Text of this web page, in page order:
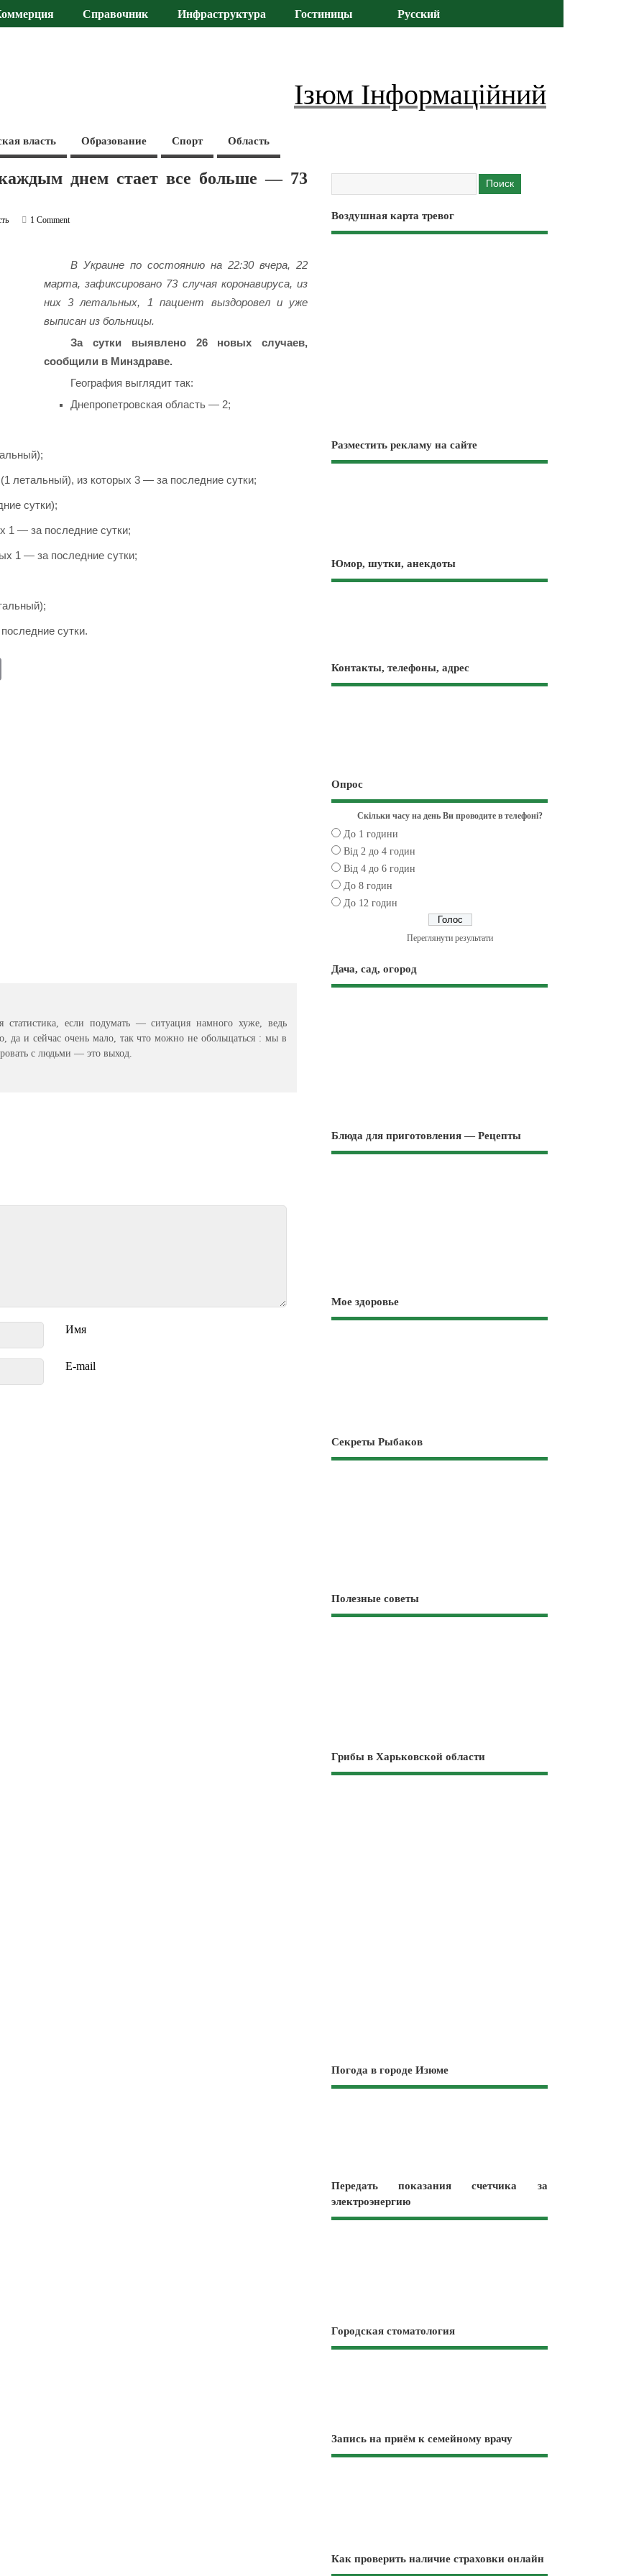
Справочник Инфраструктура Гостиницы Русский
Ізюм Інформаційний
власть Образование Спорт Область
днем стает все больше — 73
1 Comment
В Украине по состоянию на 22:30 вчера, 22
марта, зафиксировано 73 случая коронавируса, из
них 3 летальных, 1 пациент выздоровел и уже
выписан из больницы.
За сутки выявлено 26 новых случаев,
сообщили в Минздраве.
География выглядит так:
Днепропетровская область — 2;
летальный), из которых 3 — за последние сутки;
сутки);
1 — за последние сутки;
1 — за последние сутки;
сутки.
статистика, если подумать — ситуация намного хуже, ведь
да и сейчас очень мало, так что можно не обольщаться : мы в
с людьми — это выход.
Имя
E-mail
Воздушная карта тревог
Разместить рекламу на сайте
Юмор, шутки, анекдоты
Контакты, телефоны, адрес
Опрос
Скільки часу на день Ви проводите в телефоні?
До 1 години
Від 2 до 4 годин
Від 4 до 6 годин
До 8 годин
До 12 годин
Переглянути результати
Дача, сад, огород
Блюда для приготовления — Рецепты
Мое здоровье
Секреты Рыбаков
Полезные советы
Грибы в Харьковской области
Погода в городе Изюме
Передать показания счетчика за
электроэнергию
Городская стоматология
Запись на приём к семейному врачу
Как проверить наличие страховки онлайн